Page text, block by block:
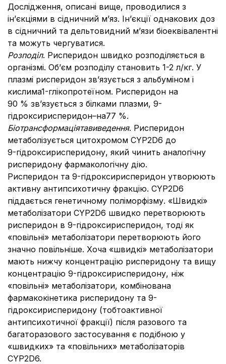
Дослідження, описані вище, проводилися з
ін’єкціями в сідничний м’яз. Ін’єкції однакових доз
в сідничний та дельтовидний м’язи біоеквівалентні
та можуть чергуватися.
Розподіл. Рисперидон швидко розподіляється в
організмі. Об’єм розподілу становить 1-2 л/кг. У
плазмі рисперидон зв’язується з альбуміном і
кислимa1-глікопротеїном. Рисперидон на
90 % зв’язується з білками плазми, 9-
гідроксирисперидон–на77 %.
Біотрансформаціятавиведення. Рисперидон
метаболізується цитохромом CYP2D6 до
9-гідроксирисперидону, який чинить аналогічну
рисперидону фармакологічну дію.
Рисперидон та 9-гідроксирисперидон утворюють
активну антипсихотичну фракцію. CYP2D6
піддається генетичному поліморфізму. «Швидкі»
метаболізатори CYP2D6 швидко перетворюють
рисперидон в 9-гідроксирисперидон, тоді як
«повільні» метаболізатори перетворюють його
значно повільніше. Хоча «швидкі» метаболізатори
мають нижчу концентрацію рисперидону та вищу
концентрацію 9-гідроксирисперидону, ніж
«повільні» метаболізатори, комбінована
фармакокінетика рисперидону та 9-
гідроксирисперидону (тобтоактивної
антипсихотичної фракції) після разового та
багаторазового застосування є подібною у
«швидких» та «повільних» метаболізаторів
CYP2D6.